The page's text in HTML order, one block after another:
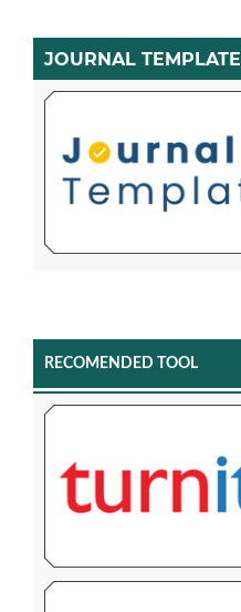
JOURNAL TEMPLATE
RECOMENDED TOOL